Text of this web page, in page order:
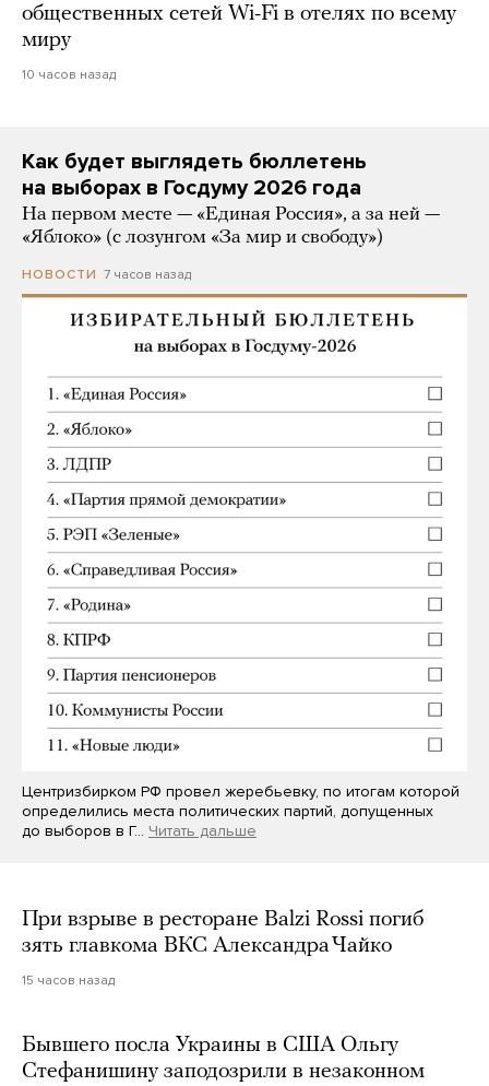
общественных сетей Wi-Fi в отелях по всему
миру
10 часов назад
Как будет выглядеть бюллетень
на выборах в Госдуму 2026 года
На первом месте — «Единая Россия», а за ней —
«Яблоко» (с лозунгом «За мир и свободу»)
НОВОСТИ 7 часов назад
Центризбирком РФ провел жеребьевку, по итогам которой
определились места политических партий, допущенных
до выборов в Г… Читать дальше
При взрыве в ресторане Balzi Rossi погиб
зять главкома ВКС Александра Чайко
15 часов назад
Бывшего посла Украины в США Ольгу
Стефанишину заподозрили в незаконном